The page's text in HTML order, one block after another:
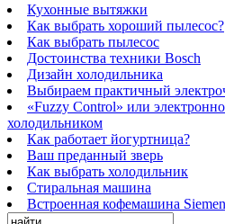
Кухонные вытяжки
Как выбрать хороший пылесос?
Как выбрать пылесос
Достоинства техники Bosch
Дизайн холодильника
Выбираем практичный
«Fuzzy Control» или
холодильником
Как работает йогуртница?
Ваш преданный зверь
Как выбрать холодильник
Стиральная машина
Встроенная кофемашина